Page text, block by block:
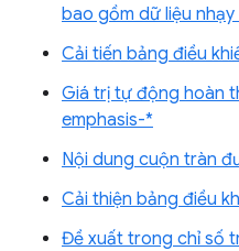
bao gồm dữ liệu nhạy
Cải tiến bảng điều
Giá trị tự động hoàn
emphasis-*
Nội dung cuộn tràn
Cải thiện bảng điều
Đề xuất trong chỉ số